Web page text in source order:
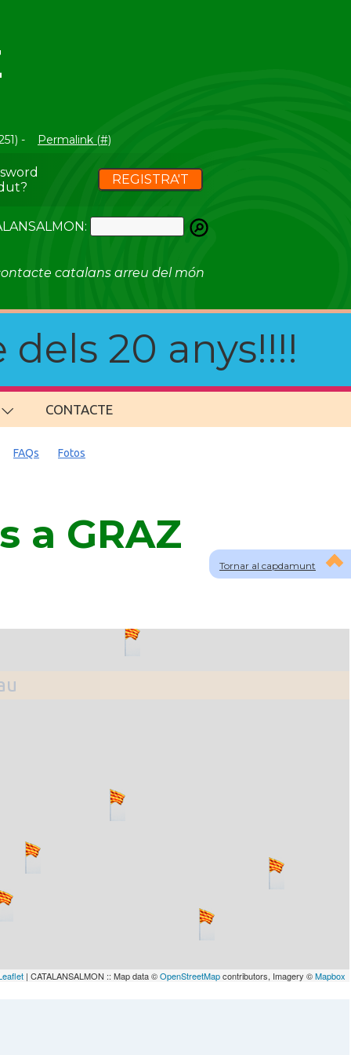
- Permalink (#)
REGISTRA'T
catalans arreu del món
20 anys!!!!
CONTACTE
Tornar al capdamunt
FAQs Fotos
a GRAZ
| CATALANSALMON :: Map data ©OpenStreetMapcontributors, Imagery ©Mapbox